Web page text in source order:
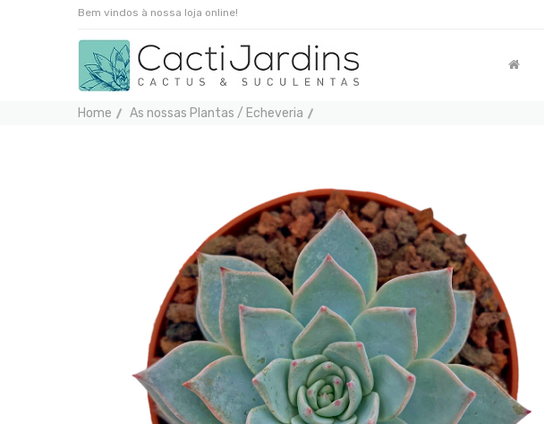
Bem vindos à nossa loja online!
Home As nossas Plantas / Echeveria